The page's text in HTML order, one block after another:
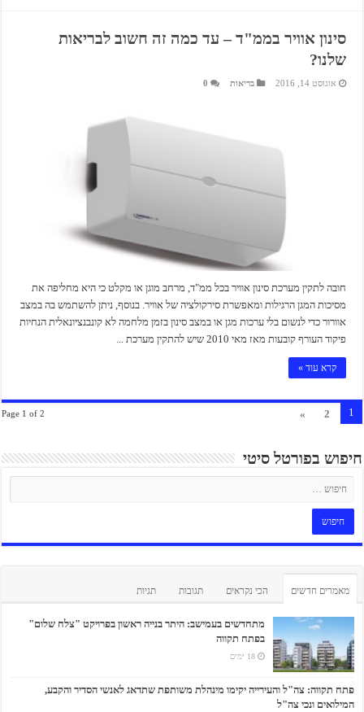
סינון אוויר בממ"ד – עד כמה זה חשוב לבריאות
שלנו?
אוגוסט 14, 2016 בריאות 0
חובה לתקין מערכת סינון אוויר בכל ממ"ד, מרחב מוגן או מקלט כי היא מחליפה את
מסיכות המגן הרגילות ומאפשרת סירקולציה של אוויר. בנוסף, ניתן להשתמש בה במצב
אוורור כדי לנשום בלי ערכות מגן או במצב סינון בזמן מלחמה לא קונבנציונאלית הנחיות
פיקוד העורף קובעות מאז מאי 2010 שיש להתקין מערכת ...
קרא עוד »
Page 1 of 2 1
2
»
חיפוש בפורטל סיטי
מאמרים חדשים הכי נקראים תגובות תגיות
מתחדשים בעמישב: היתר בנייה ראשון בפרויקט "צלח שלום"
בפתח תקווה
18 ימים
פתח תקווה: צה"ל והעירייה יקימו מינהלת משותפת שתדאג לאנשי הסדיר והקבע,
המילואים ונכי צה"ל